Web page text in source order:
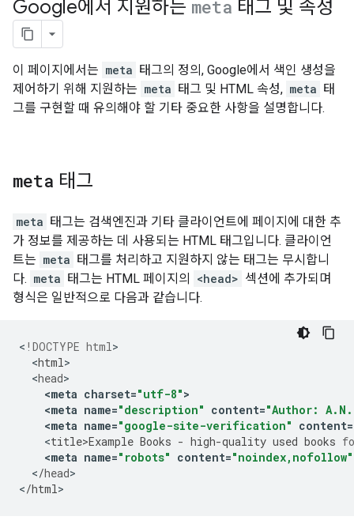
Google에서 지원하는 meta 태그 및 속성
이 페이지에서는 meta 태그의 정의, Google에서 색인 생성을
제어하기 위해 지원하는 meta 태그 및 HTML 속성, meta 태
그를 구현할 때 유의해야 할 기타 중요한 사항을 설명합니다.
meta 태그
meta 태그는 검색엔진과 기타 클라이언트에 페이지에 대한 추
가 정보를 제공하는 데 사용되는 HTML 태그입니다. 클라이언
트는 meta 태그를 처리하고 지원하지 않는 태그는 무시합니
다. meta 태그는 HTML 페이지의 <head> 섹션에 추가되며
형식은 일반적으로 다음과 같습니다.
< !DOCTYPE html
<html
<head
<meta charset="utf-8">
<meta name="description" content="Author:
<meta name="google-site-verification" content=
<title>Example Books - high-quality used books
<meta name="robots" content="noindex,nofollow"
</head>
</html>